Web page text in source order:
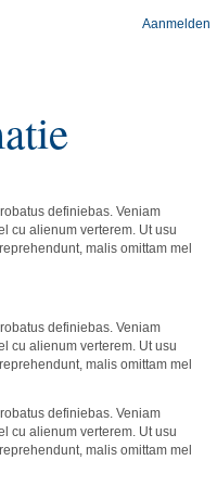
Aanmelden
definiebas. Veniam
cu alienum verterem. Ut usu
malis omittam mel
definiebas. Veniam
cu alienum verterem. Ut usu
malis omittam mel
definiebas. Veniam
cu alienum verterem. Ut usu
malis omittam mel